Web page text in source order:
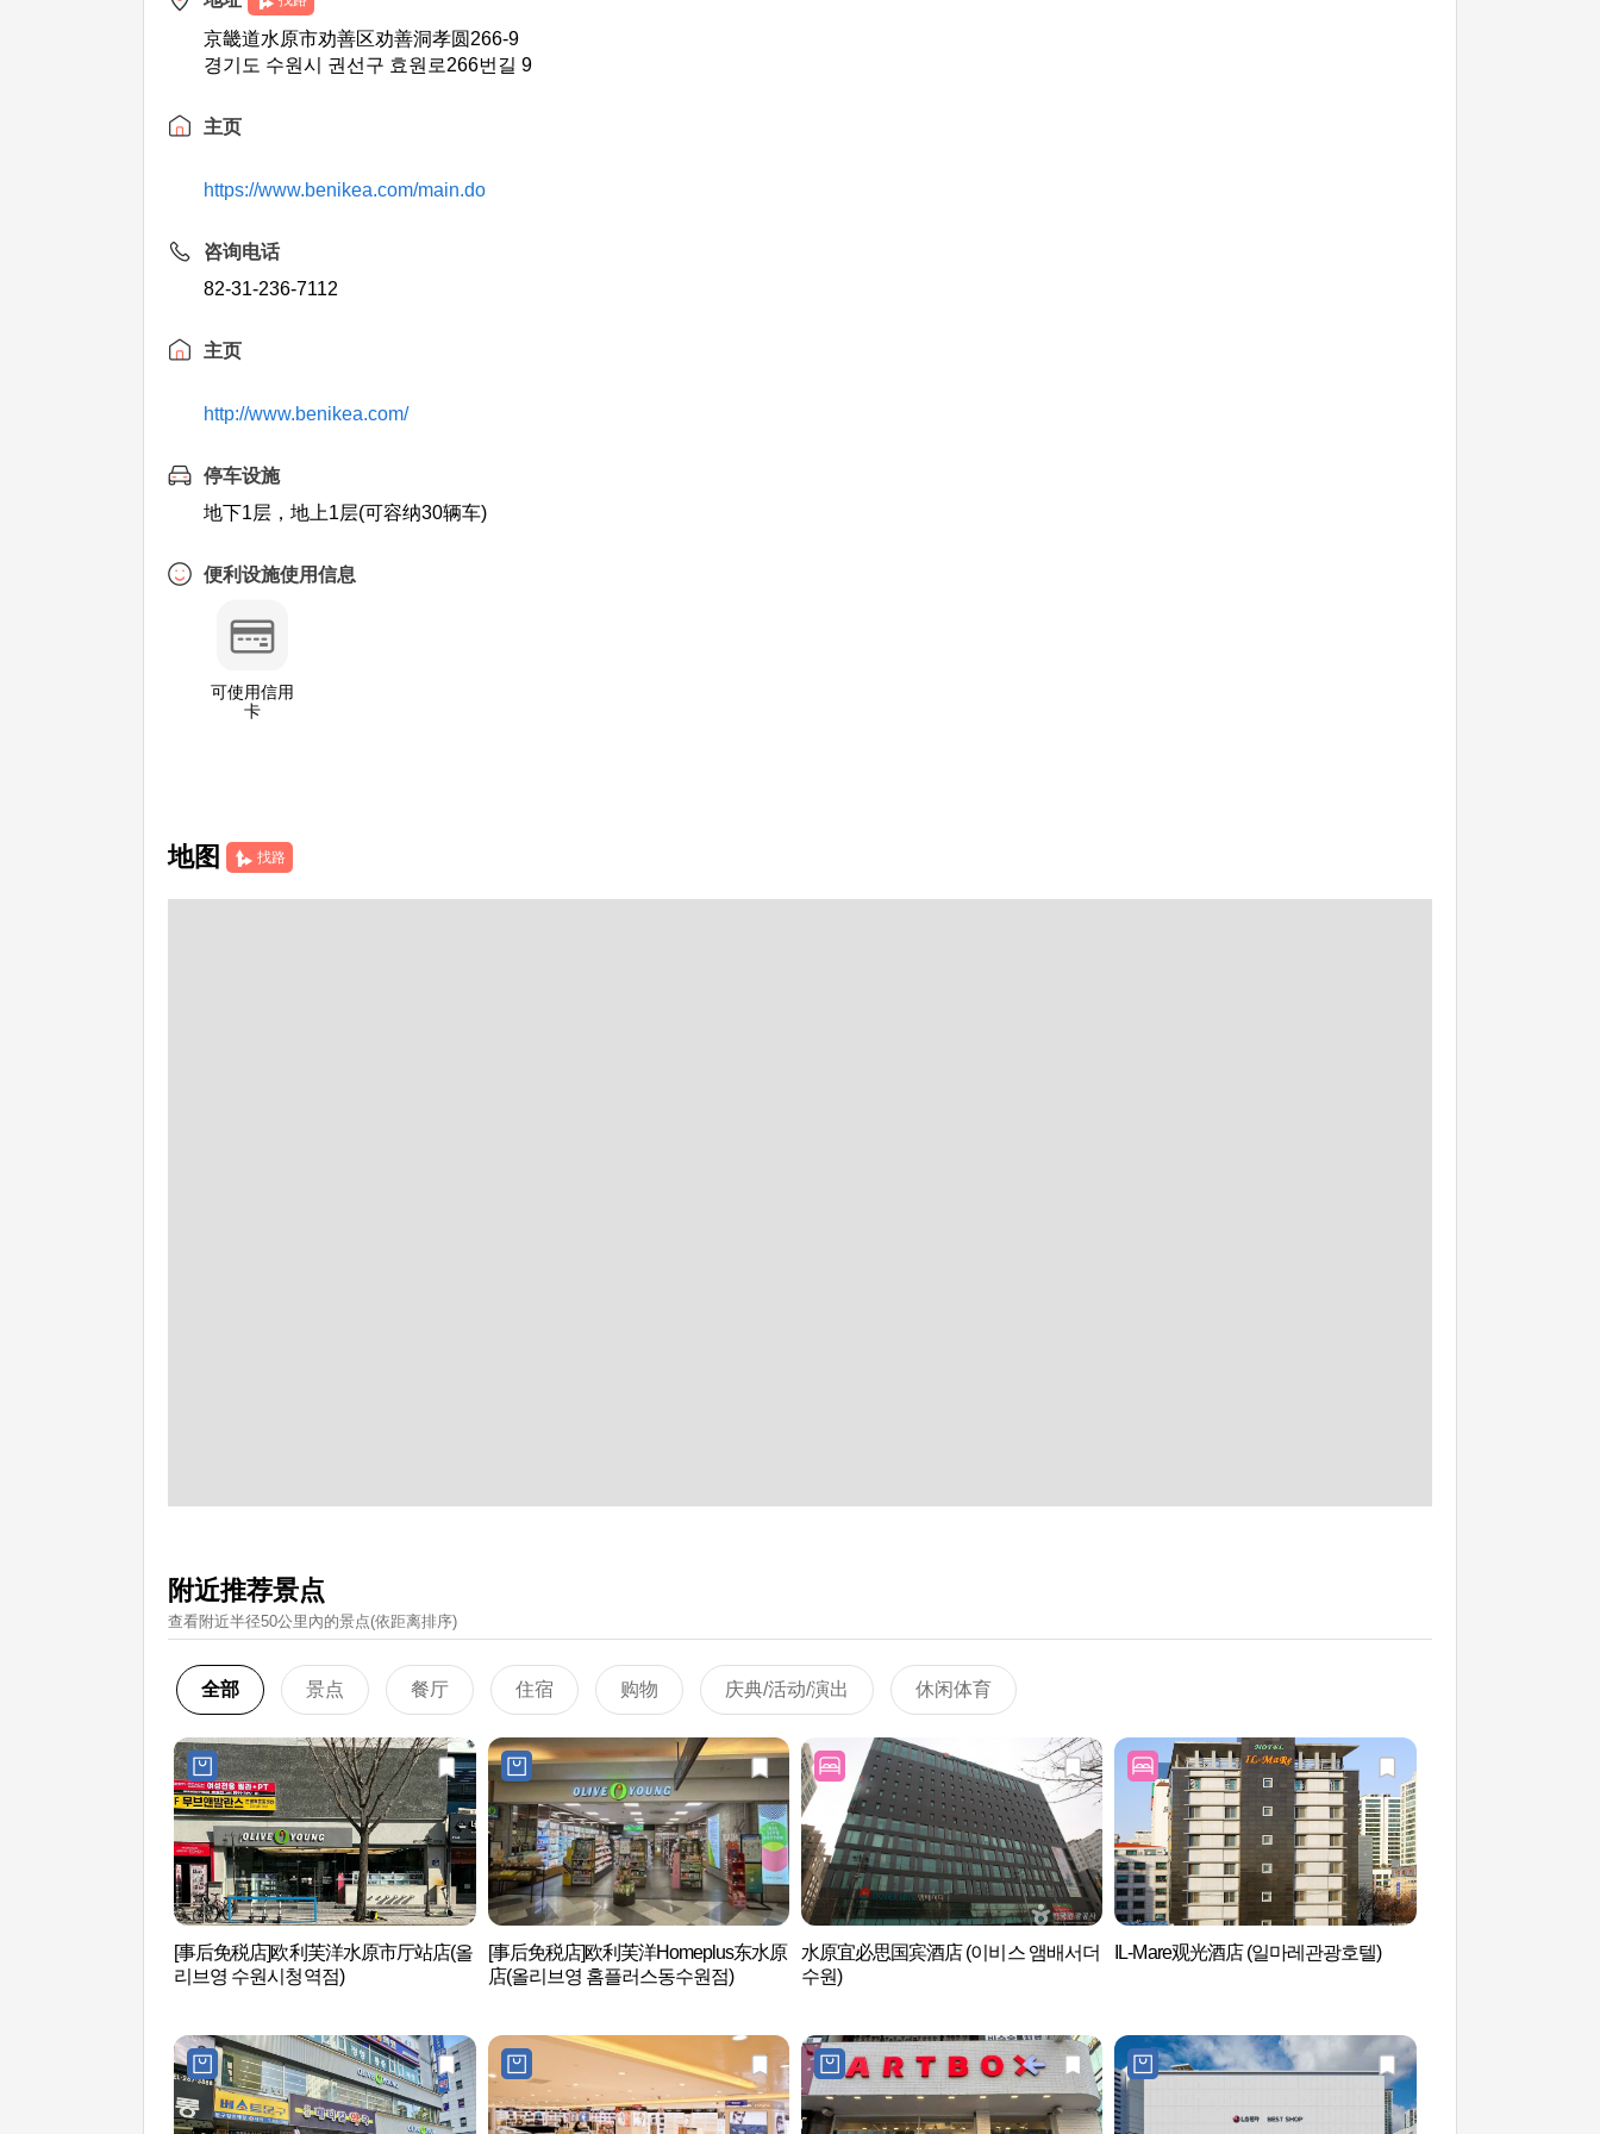
京畿道水原市劝善区劝善洞孝圆266-9
경기도 수원시 권선구 효원로266번길 9
主页
https://www.benikea.com/main.do
咨询电话
82-31-236-7112
主页
http://www.benikea.com/
停车设施
地下1层，地上1层(可容纳30辆车)
便利设施使用信息
可使用信用
卡
地图 找路
附近推荐景点
查看附近半径50公里內的景点(依距离排序)
全部 景点 餐厅 住宿 购物 庆典/活动/演出 休闲体育
[事后免税店]欧利芙洋水原市厅站店(올
리브영 수원시청역점)
[事后免税店]欧利芙洋Homeplus东水原
店(올리브영 홈플러스동수원점)
水原宜必思国宾酒店 (이비스 앰배서더
수원)
IL-Mare观光酒店 (일마레관광호텔)